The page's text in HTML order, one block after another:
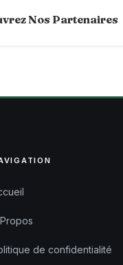
Nos Partenaires
de confidentialité